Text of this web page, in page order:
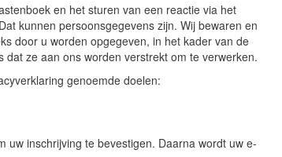
en het sturen van een reactie via het
kunnen persoonsgegevens zijn. Wij bewaren en
door u worden opgegeven, in het kader van de
ze aan ons worden verstrekt om te verwerken.
genoemde doelen:
uw inschrijving te bevestigen. Daarna wordt uw e-